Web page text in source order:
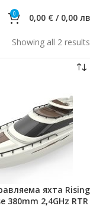
0 0,00 € / 0,00
Showing all 2 results
яхта Rising
380mm 2,4GHz RTR